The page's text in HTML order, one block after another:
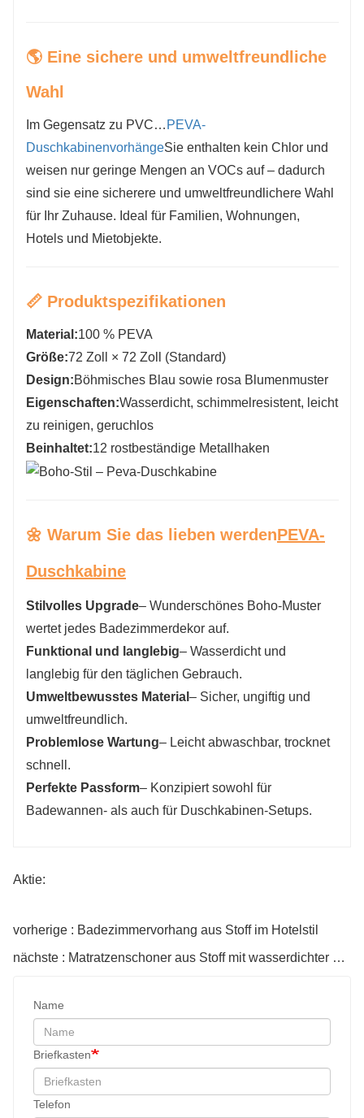
🌎 Eine sichere und umweltfreundliche
Wahl
Im Gegensatz zu PVC… PEVA-
DuschkabinenvorhängeSie enthalten kein Chlor und
weisen nur geringe Mengen an VOCs auf – dadurch
sind sie eine sicherere und umweltfreundlichere Wahl
für Ihr Zuhause. Ideal für Familien, Wohnungen,
Hotels und Mietobjekte.
📏 Produktspezifikationen
Material:100 % PEVA
Größe:72 Zoll × 72 Zoll (Standard)
Design:Böhmisches Blau sowie rosa Blumenmuster
Eigenschaften:Wasserdicht, schimmelresistent, leicht
zu reinigen, geruchlos
Beinhaltet:12 rostbeständige Metallhaken
🌼 Warum Sie das lieben werdenPEVA-
Duschkabine
Stilvolles Upgrade– Wunderschönes Boho-Muster
wertet jedes Badezimmerdekor auf.
Funktional und langlebig– Wasserdicht und
langlebig für den täglichen Gebrauch.
Umweltbewusstes Material – Sicher, ungiftig und
umweltfreundlich.
Problemlose Wartung– Leicht abwaschbar, trocknet
schnell.
Perfekte Passform– Konzipiert sowohl für
Badewannen- als auch für Duschkabinen-Setups.
Aktie:
vorherige : Badezimmervorhang aus Stoff im Hotelstil
nächste : Matratzenschoner aus Stoff mit wasserdichter Schicht
Name
Briefkasten
Telefon